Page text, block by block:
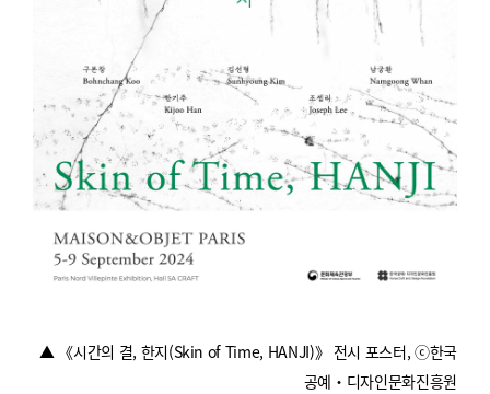
▲ 《시간의 결, 한지(Skin of Time, HANJI)》 전시 포스터,ⓒ한국
공예‧디자인문화진흥원